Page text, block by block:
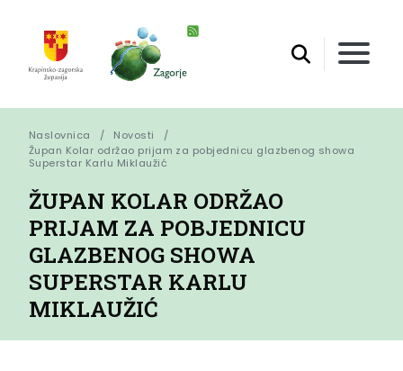
Naslovnica
Novosti
Župan Kolar održao prijam za pobjednicu glazbenog showa
Superstar Karlu Miklaužić
ŽUPAN KOLAR ODRŽAO
PRIJAM ZA POBJEDNICU
GLAZBENOG SHOWA
SUPERSTAR KARLU
MIKLAUŽIĆ